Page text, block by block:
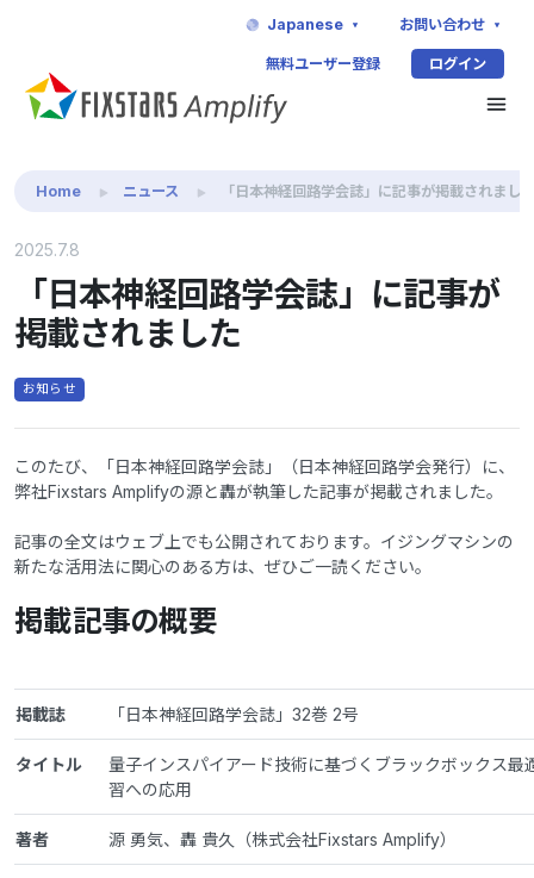
Japanese お問い合わせ
無料ユーザー登録 ログイン
Home ニュース 「日本神経回路学会誌」に記事が掲載されました
2025.7.8
「日本神経回路学会誌」に記事が
掲載されました
お知らせ
このたび、「日本神経回路学会誌」（日本神経回路学会発行）に、
弊社Fixstars Amplifyの源と轟が執筆した記事が掲載されました。
記事の全文はウェブ上でも公開されております。イジングマシンの
新たな活用法に関心のある方は、ぜひご一読ください。
掲載記事の概要
掲載誌 「日本神経回路学会誌」32巻 2号
タイトル
量子インスパイアード技術に基づくブラックボックス最
習への応用
著者 源 勇気、轟 貴久（株式会社Fixstars Amplify）